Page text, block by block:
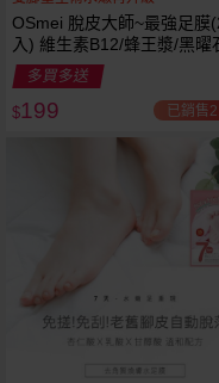
OSmei 脫皮大師~最強足膜
入) 維生素B12/蜂王漿/黑曜
款可選
多買多送
$199 已銷售